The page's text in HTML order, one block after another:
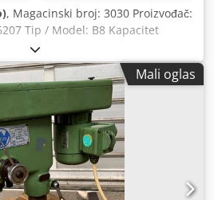
, Magacinski broj: 3030 Proizvođač:
Tip / Model: B8 Kapacitet
vretena: stezna glava za
do 10.000 o/min Djdpfx Ajxfa
mm Radna površina stola:
glave: Postolje mašine: 320 x
snaga: kW Pribor/Oprema:
Stanje: veoma dobro Težina: 120
x 800 x 1.200 mm Površina
mm
Mali oglas